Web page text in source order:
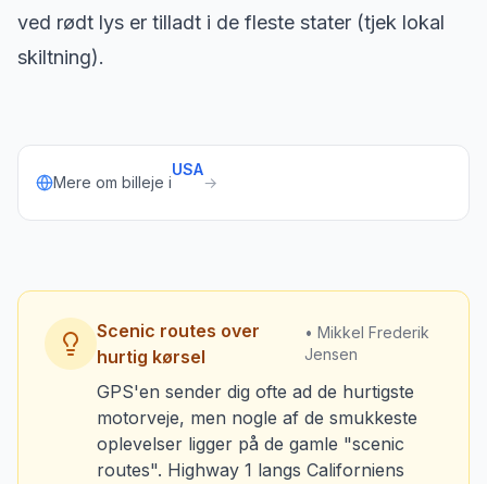
ved rødt lys er tilladt i de fleste stater (tjek lokal
skiltning).
Mere om billeje i
USA
→
Scenic routes over
hurtig kørsel
• Mikkel Frederik
Jensen
GPS'en sender dig ofte ad de hurtigste
motorveje, men nogle af de smukkeste
oplevelser ligger på de gamle "scenic
routes". Highway 1 langs Californiens